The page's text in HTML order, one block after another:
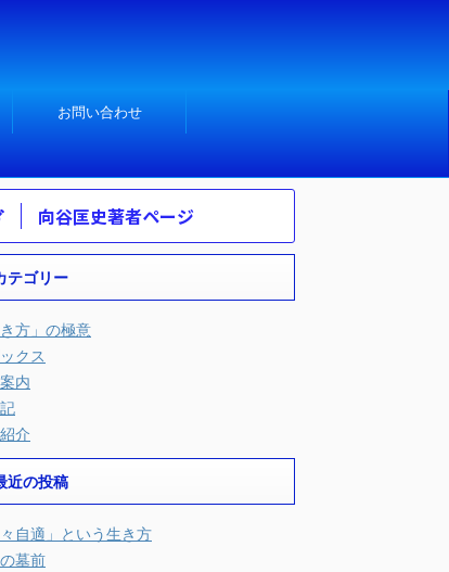
お問い合わせ
向谷匡史著者ページ
テゴリー
き方」の極意
クス
内
介
近の投稿
々自適」という生き方
墓前